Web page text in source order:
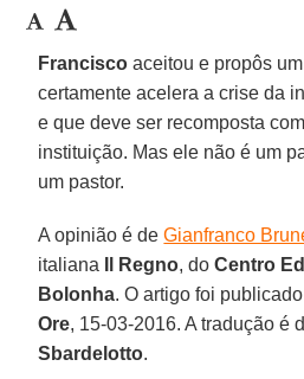
Francisco aceitou e propôs
certamente acelera a crise da
e que deve ser recomposta
instituição. Mas ele não é um
um pastor.
A opinião é deGianfranco
italiana
Il Regno, doCentro
Bolonha. O artigo foi
Ore, 15-03-2016. A tradução é
Sbardelotto.